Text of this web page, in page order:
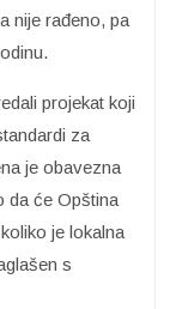
nije rađeno, pa
projekat koji
za
je obavezna
da će Opština
je lokalna
s